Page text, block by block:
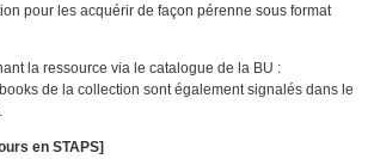
pour les acquérir de façon pérenne sous format
la ressource via le catalogue de la BU :
de la collection sont également signalés dans le
en STAPS]